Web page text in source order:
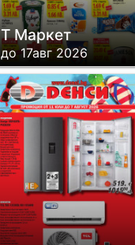
Т Маркет
до 17авг 2026